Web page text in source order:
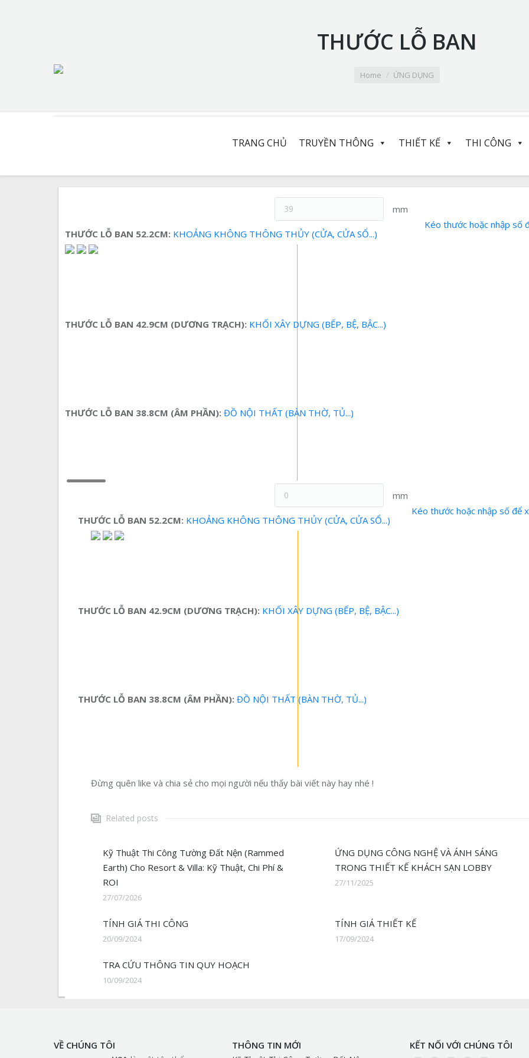
THƯỚC LỖ BAN
You are here:
Home ỨNG DỤNG
TRANG CHỦ TRUYỀN THÔNG THIẾT KẾ THI CÔNG
mm
Kéo thước hoặc nhập số
THƯỚC LỖ BAN 52.2CM:KHOẢNG KHÔNG THÔNG THỦY (CỬA, CỬA SỔ...)
THƯỚC LỖ BAN 42.9CM (DƯƠNG TRẠCH):KHỐI XÂY DỰNG (BẾP, BỆ, BẬC...)
THƯỚC LỖ BAN 38.8CM (ÂM PHẦN):ĐỒ NỘI THẤT (BÀN THỜ, TỦ...)
mm
Kéo thước hoặc nhập số để
THƯỚC LỖ BAN 52.2CM:KHOẢNG KHÔNG THÔNG THỦY (CỬA, CỬA SỔ...)
THƯỚC LỖ BAN 42.9CM (DƯƠNG TRẠCH):KHỐI XÂY DỰNG (BẾP, BỆ, BẬC...)
THƯỚC LỖ BAN 38.8CM (ÂM PHẦN):ĐỒ NỘI THẤT (BÀN THỜ, TỦ...)
Đừng quên like và chia sẻ cho mọi người nếu thấy bài viết này hay nhé !
Related posts
Kỹ Thuật Thi Công Tường Đất Nện (Rammed
Earth) Cho Resort & Villa: Kỹ Thuật, Chi Phí &
ROI
27/07/2026
ỨNG DỤNG CÔNG NGHỆ VÀ ÁNH SÁNG
TRONG THIẾT KẾ KHÁCH SẠN LOBBY
27/11/2025
TÍNH GIÁ THI CÔNG
20/09/2024
TÍNH GIÁ THIẾT KẾ
17/09/2024
TRA CỨU THÔNG TIN QUY HOẠCH
10/09/2024
VỀ CHÚNG TÔI THÔNG TIN MỚI KẾT NỐI VỚI CHÚNG TÔI